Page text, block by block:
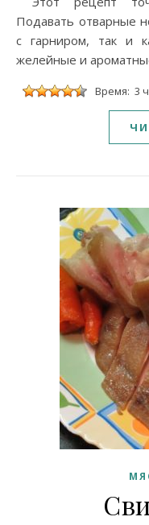
Подавать отварные
с гарниром, так и
желейные и
Время: 3